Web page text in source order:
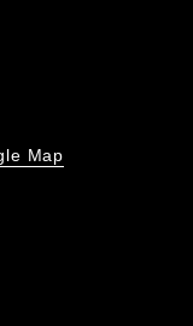
Map